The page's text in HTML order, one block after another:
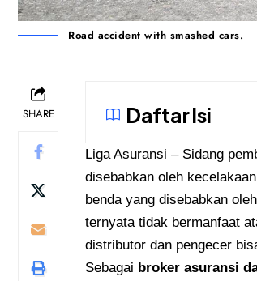
Road accident with smashed cars.
SHARE Daftar Isi
Liga Asuransi – Sidang
disebabkan oleh
benda yang disebabkan
ternyata tidak bermanfaat
distributor dan pengecer
Sebagai broker asuransi